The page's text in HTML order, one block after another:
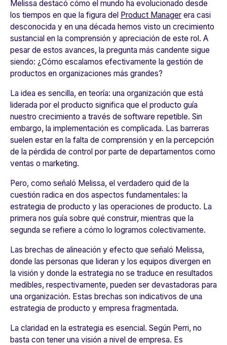
Melissa destacó cómo el mundo ha evolucionado desde
los tiempos en que la figura del Product Manager era casi
desconocida y en una década hemos visto un crecimiento
sustancial en la comprensión y apreciación de este rol. A
pesar de estos avances, la pregunta más candente sigue
siendo: ¿Cómo escalamos efectivamente la gestión de
productos en organizaciones más grandes?
La idea es sencilla, en teoría: una organización que está
liderada por el producto significa que el producto guía
nuestro crecimiento a través de software repetible. Sin
embargo, la implementación es complicada. Las barreras
suelen estar en la falta de comprensión y en la percepción
de la pérdida de control por parte de departamentos como
ventas o marketing.
Pero, como señaló Melissa, el verdadero quid de la
cuestión radica en dos aspectos fundamentales: la
estrategia de producto y las operaciones de producto. La
primera nos guía sobre qué construir, mientras que la
segunda se refiere a cómo lo logramos colectivamente.
Las brechas de alineación y efecto que señaló Melissa,
donde las personas que lideran y los equipos divergen en
la visión y donde la estrategia no se traduce en resultados
medibles, respectivamente, pueden ser devastadoras para
una organización. Estas brechas son indicativos de una
estrategia de producto y empresa fragmentada.
La claridad en la estrategia es esencial. Según Perri, no
basta con tener una visión a nivel de empresa. Es